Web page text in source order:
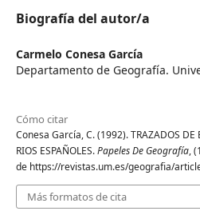
Biografía del autor/a
Carmelo Conesa García
Departamento de Geografía.
Cómo citar
Conesa García, C. (1992). TRAZADOS DE
RIOS ESPAÑOLES.Papeles De Geografía,
de https://revistas.um.es/geografia/
Más formatos de cita